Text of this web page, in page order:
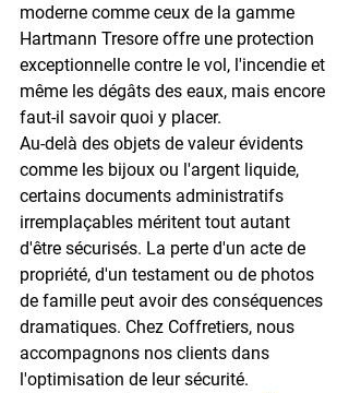
moderne comme ceux de la gamme
Hartmann Tresore offre une protection
exceptionnelle contre le vol, l'incendie et
même les dégâts des eaux, mais encore
faut-il savoir quoi y placer.
Au-delà des objets de valeur évidents
comme les bijoux ou l'argent liquide,
certains documents administratifs
irremplaçables méritent tout autant
d'être sécurisés. La perte d'un acte de
propriété, d'un testament ou de photos
de famille peut avoir des conséquences
dramatiques. Chez Coffretiers, nous
accompagnons nos clients dans
l'optimisation de leur sécurité.